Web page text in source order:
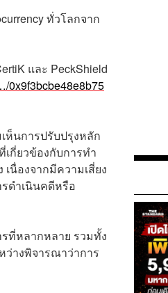
ทั่วโลกจาก
และ PeckShield
0x9f3bcbe48e8b75
ห็นการปรับปรุงหลัก
กี่ยวข้องกับการทำ
นื่องจากมีความเสี่ยง
ดำเนินคดีหรือ
ที่หลากหลาย รวมทั้ง
ว่างพิจารณาว่าการ